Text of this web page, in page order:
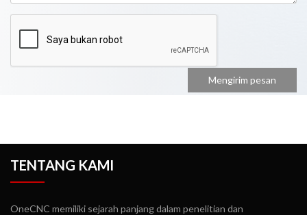
TENTANG KAMI
OneCNC memiliki sejarah panjang dalam penelitian dan